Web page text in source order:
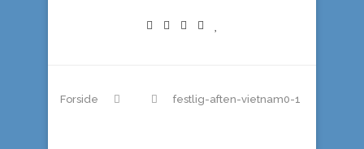
Forside festlig-aften-vietnam0-1